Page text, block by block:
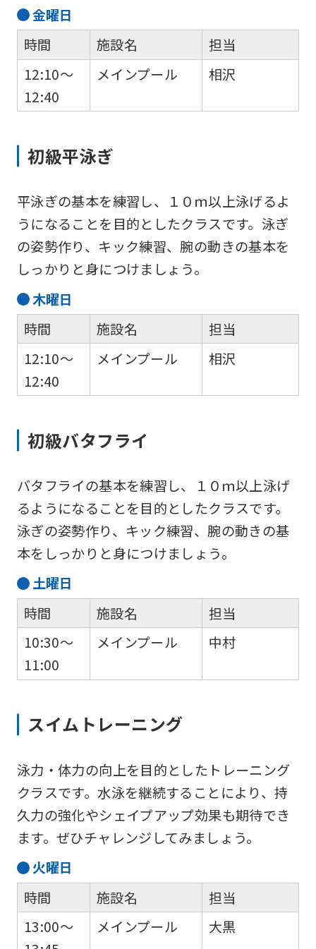
金曜日
時間
12:10～
12:40
施設名
メインプール
担当
相沢
初級平泳ぎ
平泳ぎの基本を練習し、１０ｍ以上泳げるよ
うになることを目的としたクラスです。泳ぎ
の姿勢作り、キック練習、腕の動きの基本を
しっかりと身につけましょう。
木曜日
時間
12:10～
12:40
施設名
メインプール
担当
相沢
初級バタフライ
バタフライの基本を練習し、１０ｍ以上泳げ
るようになることを目的としたクラスです。
泳ぎの姿勢作り、キック練習、腕の動きの基
本をしっかりと身につけましょう。
土曜日
時間
10:30～
11:00
施設名
メインプール
担当
中村
スイムトレーニング
泳力・体力の向上を目的としたトレーニング
クラスです。水泳を継続することにより、持
久力の強化やシェイプアップ効果も期待でき
ます。ぜひチャレンジしてみましょう。
火曜日
時間
13:00～
施設名
メインプール
担当
大黒
For
foreigners
Central